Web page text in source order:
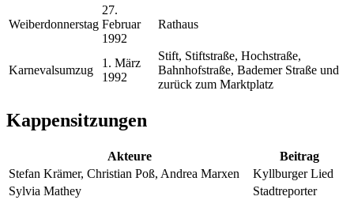
Weiberdonnerstag
27.
Februar
1992
Rathaus
Karnevalsumzug
1. März
1992
Stift, Stiftstraße, Hochstraße,
Bahnhofstraße, Bademer Straße und
zurück zum Marktplatz
Kappensitzungen
Akteure
Beitrag
Stefan Krämer, Christian Poß, Andrea Marxen
Kyllburger Lied
Sylvia Mathey
Stadtreporter